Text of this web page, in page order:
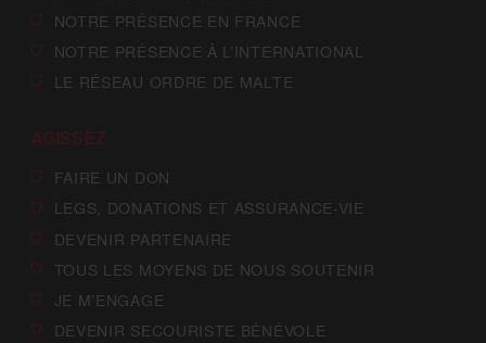
NOTRE PRÉSENCE EN FRANCE
NOTRE PRÉSENCE À L’INTERNATIONAL
LE RÉSEAU ORDRE DE MALTE
AGISSEZ
FAIRE UN DON
LEGS, DONATIONS ET ASSURANCE-VIE
DEVENIR PARTENAIRE
TOUS LES MOYENS DE NOUS SOUTENIR
JE M’ENGAGE
DEVENIR SECOURISTE BÉNÉVOLE